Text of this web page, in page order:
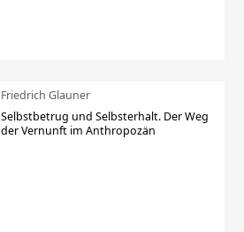
Friedrich Glauner
Selbstbetrug und Selbsterhalt. Der Weg
der Vernunft im Anthropozän